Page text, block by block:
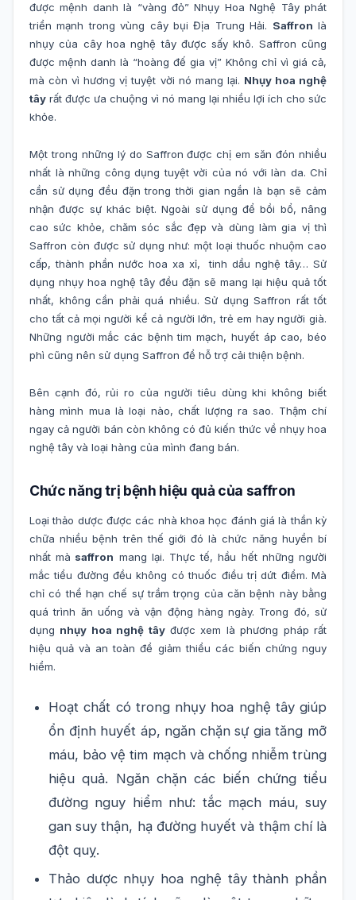
được mệnh danh là “vàng đỏ” Nhụy Hoa Nghệ Tây phát
triển mạnh trong vùng cây bụi Địa Trung Hải. Saffron là
nhụy của cây hoa nghệ tây được sấy khô. Saffron cũng
được mệnh danh là “hoàng đế gia vị” Không chỉ vì giá cả,
mà còn vì hương vị tuyệt vời nó mang lại. Nhụy hoa nghệ
tây rất được ưa chuộng vì nó mang lại nhiều lợi ích cho sức
khỏe.
Một trong những lý do Saffron được chị em săn đón nhiều
nhất là những công dụng tuyệt vời của nó với làn da. Chỉ
cần sử dụng đều đặn trong thời gian ngắn là bạn sẽ cảm
nhận được sự khác biệt. Ngoài sử dụng để bồi bổ, nâng
cao sức khỏe, chăm sóc sắc đẹp và dùng làm gia vị thì
Saffron còn được sử dụng như: một loại thuốc nhuộm cao
cấp, thành phần nước hoa xa xỉ, tinh dầu nghệ tây… Sử
dụng nhụy hoa nghệ tây đều đặn sẽ mang lại hiệu quả tốt
nhất, không cần phải quá nhiều. Sử dụng Saffron rất tốt
cho tất cả mọi người kể cả người lớn, trẻ em hay người già.
Những người mắc các bệnh tim mạch, huyết áp cao, béo
phì cũng nên sử dụng Saffron để hỗ trợ cải thiện bệnh.
Bên cạnh đó, rủi ro của người tiêu dùng khi không biết
hàng mình mua là loại nào, chất lượng ra sao. Thậm chí
ngay cả người bán còn không có đủ kiến thức về nhụy hoa
nghệ tây và loại hàng của mình đang bán.
Chức năng trị bệnh hiệu quả của saffron
Loại thảo dược được các nhà khoa học đánh giá là thần kỳ
chữa nhiều bệnh trên thế giới đó là chức năng huyền bí
nhất mà saffron mang lại. Thực tế, hầu hết những người
mắc tiểu đường đều không có thuốc điều trị dứt điểm. Mà
chỉ có thể hạn chế sự trầm trọng của căn bệnh này bằng
quá trình ăn uống và vận động hàng ngày. Trong đó, sử
dụng nhụy hoa nghệ tâyđược xem là phương pháp rất
hiệu quả và an toàn để giảm thiểu các biến chứng nguy
hiểm.
Hoạt chất có trong nhụy hoa nghệ tây giúp
ổn định huyết áp, ngăn chặn sự gia tăng mỡ
máu, bảo vệ tim mạch và chống nhiễm trùng
hiệu quả. Ngăn chặn các biến chứng tiểu
đường nguy hiểm như: tắc mạch máu, suy
gan suy thận, hạ đường huyết và thậm chí là
đột quỵ.
Thảo dược nhụy hoa nghệ tây thành phần